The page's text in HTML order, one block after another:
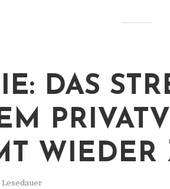
DAS
WIEDER
Lesedauer